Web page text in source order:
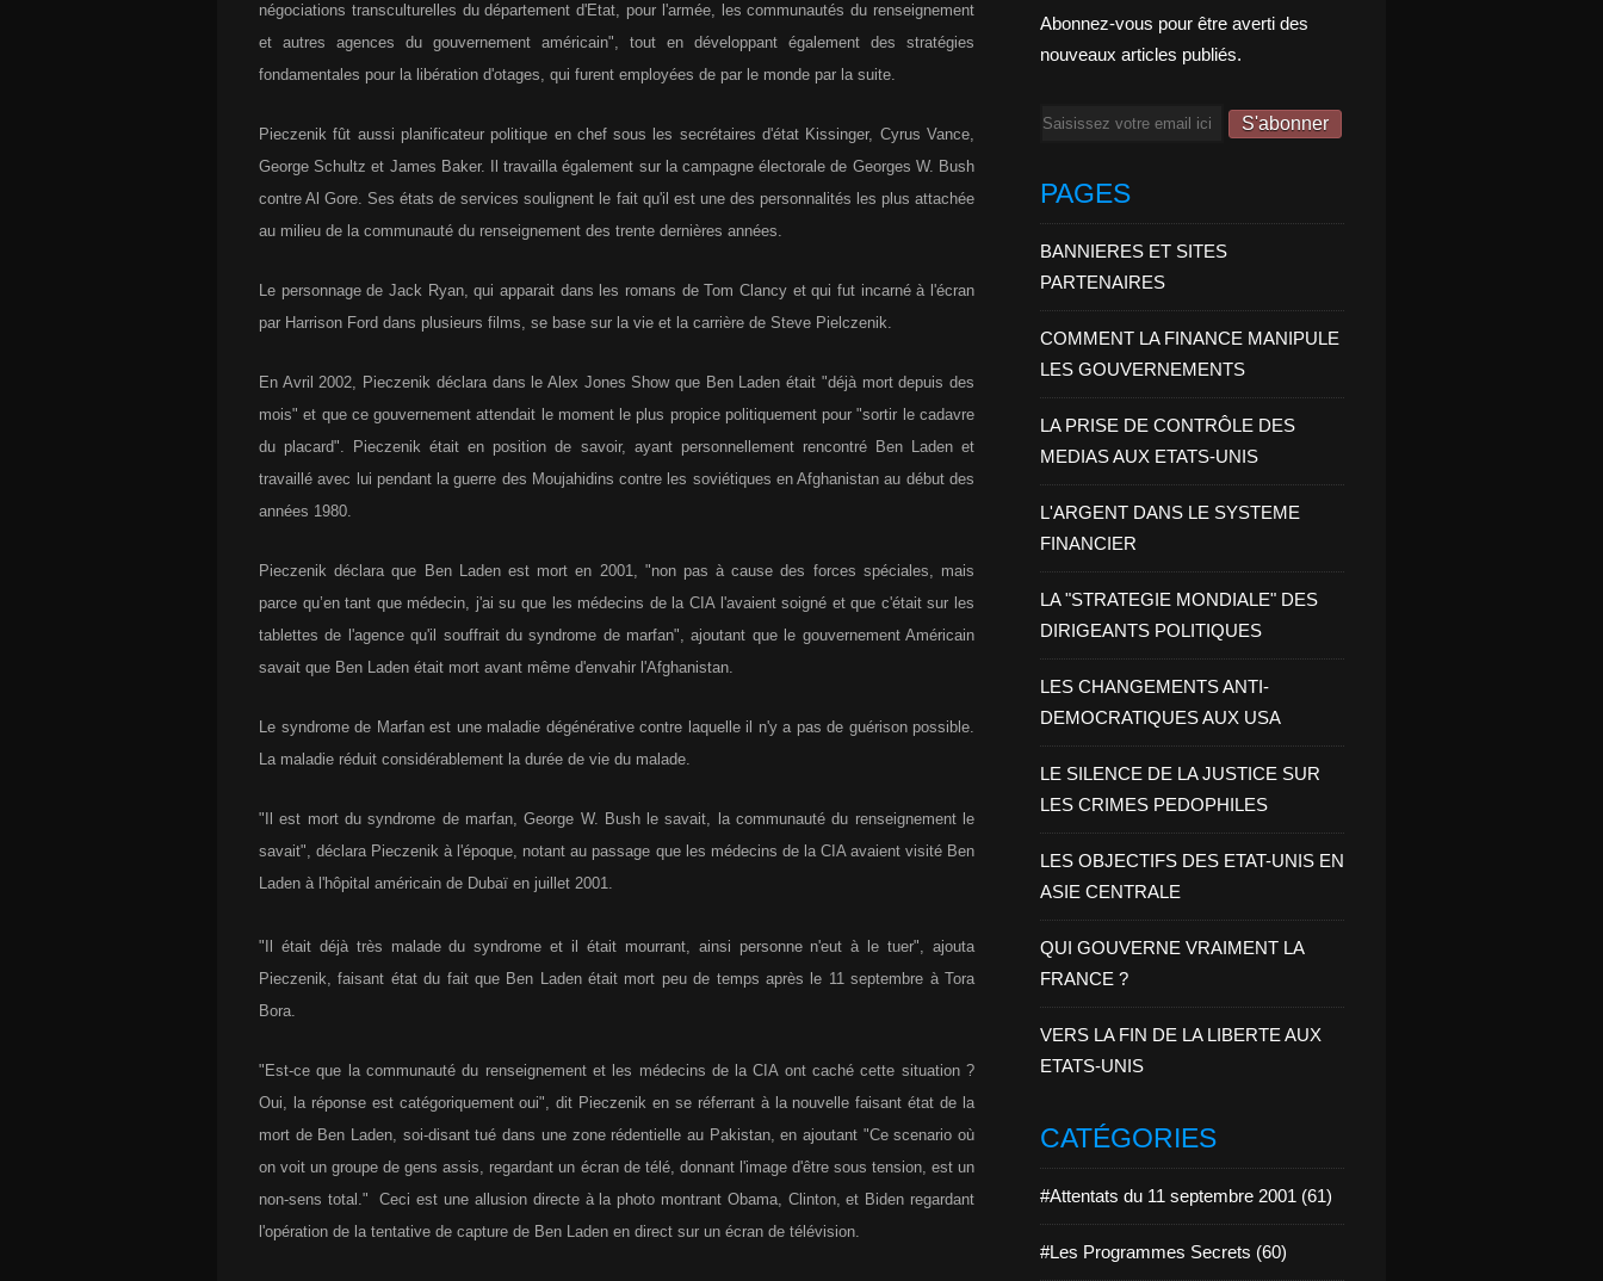
négociations transculturelles du département d'Etat, pour l'armée, les communautés du renseignement
et autres agences du gouvernement américain", tout en développant également des stratégies
fondamentales pour la libération d'otages, qui furent employées de par le monde par la suite.
Pieczenik fût aussi planificateur politique en chef sous les secrétaires d'état Kissinger, Cyrus Vance,
George Schultz et James Baker. Il travailla également sur la campagne électorale de Georges W. Bush
contre Al Gore. Ses états de services soulignent le fait qu'il est une des personnalités les plus attachée
au milieu de la communauté du renseignement des trente dernières années.
Le personnage de Jack Ryan, qui apparait dans les romans de Tom Clancy et qui fut incarné à l'écran
par Harrison Ford dans plusieurs films, se base sur la vie et la carrière de Steve Pielczenik.
En Avril 2002, Pieczenik déclara dans le Alex Jones Show que Ben Laden était "déjà mort depuis des
mois" et que ce gouvernement attendait le moment le plus propice politiquement pour "sortir le cadavre
du placard". Pieczenik était en position de savoir, ayant personnellement rencontré Ben Laden et
travaillé avec lui pendant la guerre des Moujahidins contre les soviétiques en Afghanistan au début des
années 1980.
Pieczenik déclara que Ben Laden est mort en 2001, "non pas à cause des forces spéciales, mais
parce qu’en tant que médecin, j'ai su que les médecins de la CIA l'avaient soigné et que c'était sur les
tablettes de l'agence qu'il souffrait du syndrome de marfan", ajoutant que le gouvernement Américain
savait que Ben Laden était mort avant même d'envahir l'Afghanistan.
Le syndrome de Marfan est une maladie dégénérative contre laquelle il n'y a pas de guérison possible.
La maladie réduit considérablement la durée de vie du malade.
"Il est mort du syndrome de marfan, George W. Bush le savait, la communauté du renseignement le
savait", déclara Pieczenik à l'époque, notant au passage que les médecins de la CIA avaient visité Ben
Laden à l'hôpital américain de Dubaï en juillet 2001.
"Il était déjà très malade du syndrome et il était mourrant, ainsi personne n'eut à le tuer", ajouta
Pieczenik, faisant état du fait que Ben Laden était mort peu de temps après le 11 septembre à Tora
Bora.
"Est-ce que la communauté du renseignement et les médecins de la CIA ont caché cette situation ?
Oui, la réponse est catégoriquement oui", dit Pieczenik en se réferrant à la nouvelle faisant état de la
mort de Ben Laden, soi-disant tué dans une zone rédentielle au Pakistan, en ajoutant "Ce scenario où
on voit un groupe de gens assis, regardant un écran de télé, donnant l'image d'être sous tension, est un
non-sens total." Ceci est une allusion directe à la photo montrant Obama, Clinton, et Biden regardant
l'opération de la tentative de capture de Ben Laden en direct sur un écran de télévision.
Abonnez-vous pour être averti des
nouveaux articles publiés.
Email
PAGES
BANNIERES ET SITES
PARTENAIRES
COMMENT LA FINANCE MANIPULE
LES GOUVERNEMENTS
LA PRISE DE CONTRÔLE DES
MEDIAS AUX ETATS-UNIS
L'ARGENT DANS LE SYSTEME
FINANCIER
LA "STRATEGIE MONDIALE" DES
DIRIGEANTS POLITIQUES
LES CHANGEMENTS ANTI-
DEMOCRATIQUES AUX USA
LE SILENCE DE LA JUSTICE SUR
LES CRIMES PEDOPHILES
LES OBJECTIFS DES ETAT-UNIS EN
ASIE CENTRALE
QUI GOUVERNE VRAIMENT LA
FRANCE ?
VERS LA FIN DE LA LIBERTE AUX
ETATS-UNIS
CATÉGORIES
#Attentats du 11 septembre 2001 (61)
#Les Programmes Secrets (60)